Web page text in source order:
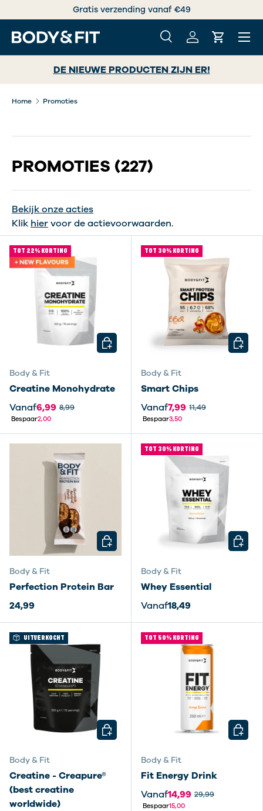
GA NAAR INHOUD
Gratis verzending vanaf €49
Zoeken
ZoekenInloggen
Menu
DE NIEUWE PRODUCTEN ZIJN ER!
Home Promoties
PROMOTIES (227)
Bekijk onze acties
Klik hiervoor de actievoorwaarden.
TOT 22% KORTING
Body & Fit
Creatine Monohydrate
Vanaf6,99 8,99
Bespaar2,00
KIES MOGELIJKHEDEN
TOT 30% KORTING
Body & Fit
Smart Chips
Vanaf7,99 11,49
Bespaar3,50
KIES
Body & Fit
Perfection Protein Bar
24,99
KIES MOGELIJKHEDEN
TOT 30% KORTING
Body & Fit
Whey Essential
Vanaf18,49
KIES
UITVERKOCHT
Body & Fit
Creatine - Creapure®
(best creatine
worldwide)
KIES MOGELIJKHEDEN
TOT 50% KORTING
Body & Fit
Fit Energy Drink
Vanaf14,99 29,99
Bespaar15,00
KIES